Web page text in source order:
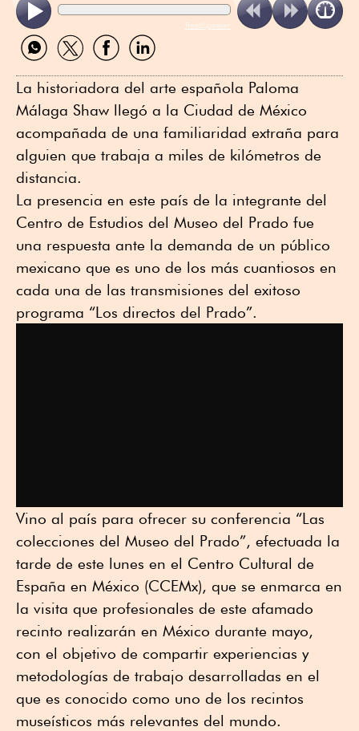
ReadSpeaker
Compartir
por
Compartir
por
Compartir
por
Compartir
por
La historiadora del arte española Paloma
Málaga Shaw llegó a la Ciudad de México
acompañada de una familiaridad extraña para
alguien que trabaja a miles de kilómetros de
distancia.
La presencia en este país de la integrante del
Centro de Estudios del Museo del Prado fue
una respuesta ante la demanda de un público
mexicano que es uno de los más cuantiosos en
cada una de las transmisiones del exitoso
programa “Los directos del Prado”.
Vino al país para ofrecer su conferencia “Las
colecciones del Museo del Prado”, efectuada la
tarde de este lunes en el Centro Cultural de
España en México (CCEMx), que se enmarca en
la visita que profesionales de este afamado
recinto realizarán en México durante mayo,
con el objetivo de compartir experiencias y
metodologías de trabajo desarrolladas en el
que es conocido como uno de los recintos
museísticos más relevantes del mundo.